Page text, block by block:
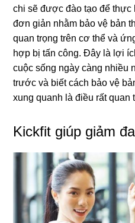
chi sẽ được đào tạo để thực
đơn giản nhằm bảo vệ bản
quan trọng trên cơ thể và
hợp bị tấn công. Đây là lợi
cuộc sống ngày càng nhiều
trước và biết cách bảo vệ
xung quanh là điều rất quan
Kickfit giúp giảm